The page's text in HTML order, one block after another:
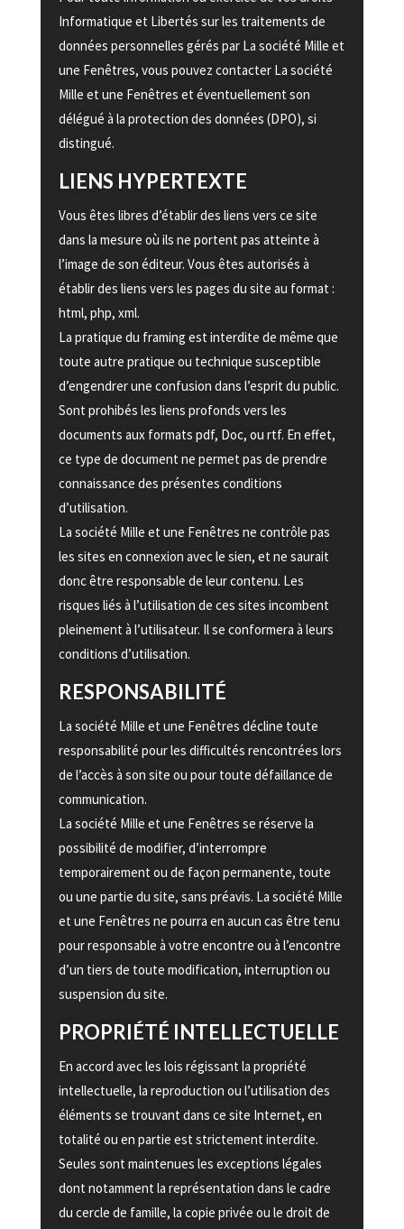
Informatique et Libertés sur les traitements de
données personnelles gérés par La société Mille et
une Fenêtres, vous pouvez contacter La société
Mille et une Fenêtres et éventuellement son
délégué à la protection des données (DPO), si
distingué.
LIENS HYPERTEXTE
Vous êtes libres d’établir des liens vers ce site
dans la mesure où ils ne portent pas atteinte à
l’image de son éditeur. Vous êtes autorisés à
établir des liens vers les pages du site au format :
html, php, xml.
La pratique du framing est interdite de même que
toute autre pratique ou technique susceptible
d’engendrer une confusion dans l’esprit du public.
Sont prohibés les liens profonds vers les
documents aux formats pdf, Doc, ou rtf. En effet,
ce type de document ne permet pas de prendre
connaissance des présentes conditions
d’utilisation.
La société Mille et une Fenêtres ne contrôle pas
les sites en connexion avec le sien, et ne saurait
donc être responsable de leur contenu. Les
risques liés à l’utilisation de ces sites incombent
pleinement à l’utilisateur. Il se conformera à leurs
conditions d’utilisation.
RESPONSABILITÉ
La société Mille et une Fenêtres décline toute
responsabilité pour les difficultés rencontrées lors
de l’accès à son site ou pour toute défaillance de
communication.
La société Mille et une Fenêtres se réserve la
possibilité de modifier, d’interrompre
temporairement ou de façon permanente, toute
ou une partie du site, sans préavis. La société Mille
et une Fenêtres ne pourra en aucun cas être tenu
pour responsable à votre encontre ou à l’encontre
d’un tiers de toute modification, interruption ou
suspension du site.
PROPRIÉTÉ INTELLECTUELLE
En accord avec les lois régissant la propriété
intellectuelle, la reproduction ou l’utilisation des
éléments se trouvant dans ce site Internet, en
totalité ou en partie est strictement interdite.
Seules sont maintenues les exceptions légales
dont notamment la représentation dans le cadre
du cercle de famille, la copie privée ou le droit de